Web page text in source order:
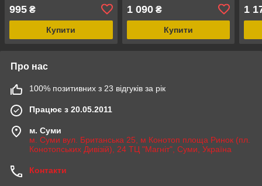
995 ₴
Купити
1 090₴
Купити
1
Про нас
100% позитивних з 23 відгуків за рік
Працює з 20.05.2011
м. Суми
м. Суми вул. Британська 25, м Конотоп площа Ринок (пл.
Конотопських Дивізій), 24 ТЦ "Магніт", Суми, Україна
Контакти